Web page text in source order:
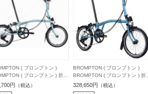
( ブロンプトン )
( ブロンプトン ) 折り
み自転車 C Line URBAN MID
円（税込）
BROMPTON ( ブロンプトン )
BROMPTON ( ブロンプトン )
たたみ自転車 C Line URBAN
319,700円（税込）